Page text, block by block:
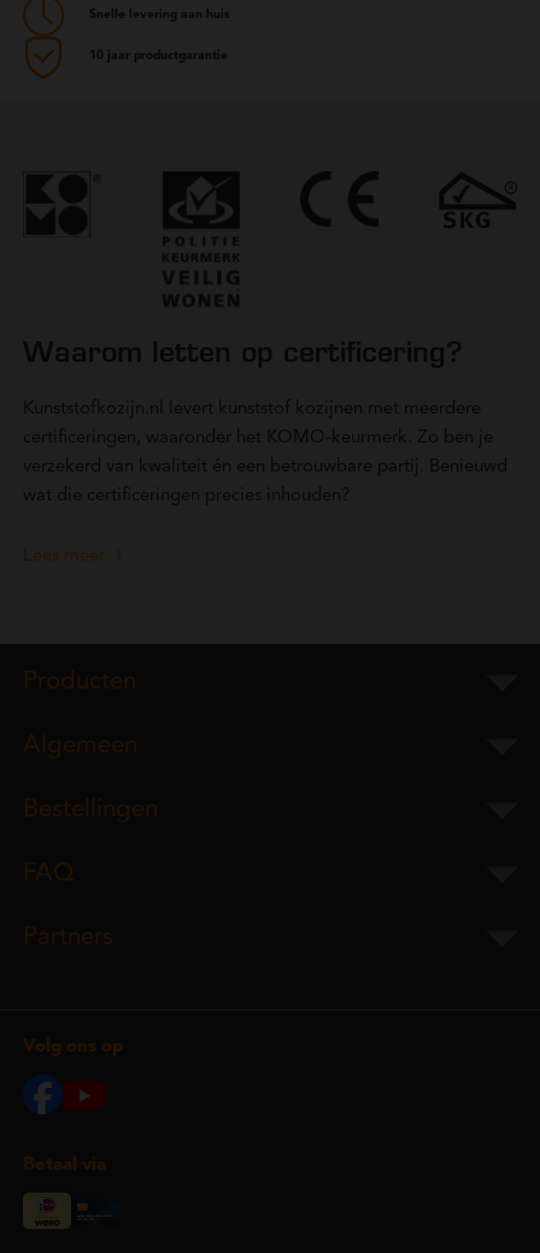
Snelle levering aan huis
10 jaar productgarantie
Waarom letten op certificering?
Kunststofkozijn.nl levert kunststof kozijnen met meerdere
certificeringen, waaronder het KOMO-keurmerk. Zo ben je
verzekerd van kwaliteit én een betrouwbare partij. Benieuwd
wat die certificeringen precies inhouden?
Lees meer
Producten
Algemeen
Bestellingen
FAQ
Partners
Volg ons op
Betaal via